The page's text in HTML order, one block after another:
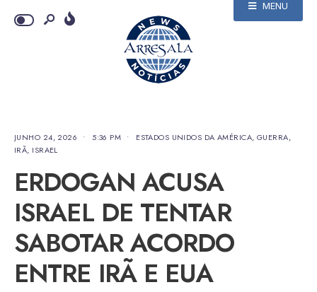
MENU
JUNHO 24, 2026 • 5:36 PM • ESTADOS UNIDOS DA AMÉRICA, GUERRA,
IRÃ, ISRAEL
ERDOGAN ACUSA
ISRAEL DE TENTAR
SABOTAR ACORDO
ENTRE IRÃ E EUA